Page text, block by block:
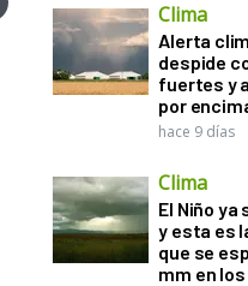
Clima
Alerta
despide
fuertes y
por
hace 9 días
Clima
El Niño
y esta es
que se
mm en